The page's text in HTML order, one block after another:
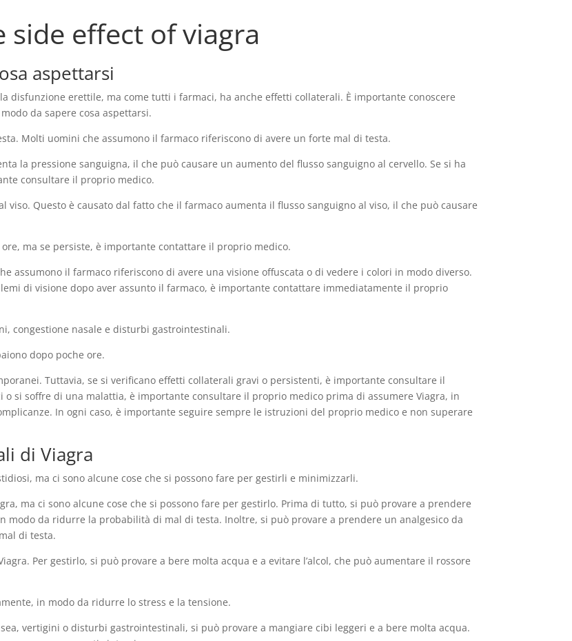
side effect of viagra
aspettarsi
disfunzione erettile, ma come tutti i farmaci, ha anche effetti collaterali. È importante conoscere
da sapere cosa aspettarsi.
Molti uomini che assumono il farmaco riferiscono di avere un forte mal di testa.
la pressione sanguigna, il che può causare un aumento del flusso sanguigno al cervello. Se si ha
consultare il proprio medico.
viso. Questo è causato dal fatto che il farmaco aumenta il flusso sanguigno al viso, il che può causare
ma se persiste, è importante contattare il proprio medico.
assumono il farmaco riferiscono di avere una visione offuscata o di vedere i colori in modo diverso.
di visione dopo aver assunto il farmaco, è importante contattare immediatamente il proprio
congestione nasale e disturbi gastrointestinali.
dopo poche ore.
Tuttavia, se si verificano effetti collaterali gravi o persistenti, è importante consultare il
si soffre di una malattia, è importante consultare il proprio medico prima di assumere Viagra, in
In ogni caso, è importante seguire sempre le istruzioni del proprio medico e non superare
di Viagra
ma ci sono alcune cose che si possono fare per gestirli e minimizzarli.
ma ci sono alcune cose che si possono fare per gestirlo. Prima di tutto, si può provare a prendere
modo da ridurre la probabilità di mal di testa. Inoltre, si può provare a prendere un analgesico da
di testa.
Per gestirlo, si può provare a bere molta acqua e a evitare l’alcol, che può aumentare il rossore
in modo da ridurre lo stress e la tensione.
vertigini o disturbi gastrointestinali, si può provare a mangiare cibi leggeri e a bere molta acqua.